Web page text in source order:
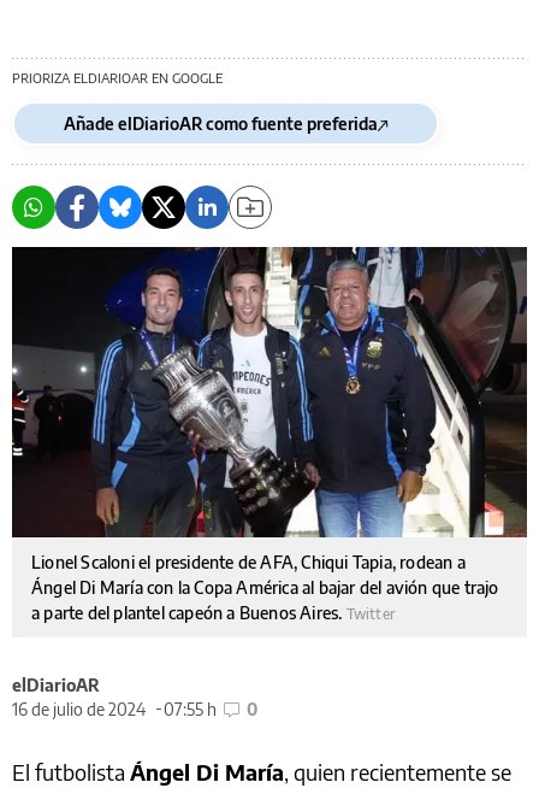
PRIORIZA ELDIARIOAR EN GOOGLE
Añade elDiarioAR como fuente preferida
Lionel Scaloni el presidente de AFA, Chiqui Tapia, rodean a
Ángel Di María con la Copa América al bajar del avión que trajo
a parte del plantel capeón a Buenos Aires. Twitter
elDiarioAR
16 de julio de 2024
07:55 h 0
El futbolista Ángel Di María, quien recientemente se